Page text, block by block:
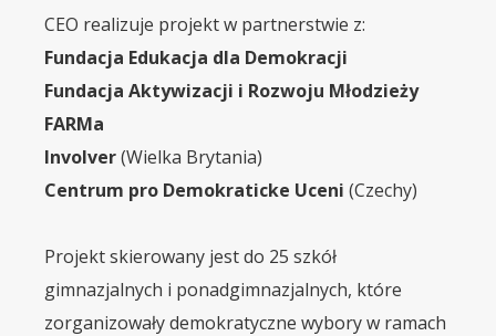
CEO realizuje projekt w partnerstwie z:
Fundacja Edukacja dla Demokracji
Fundacja Aktywizacji i Rozwoju Młodzieży
FARMa
Involver(Wielka Brytania)
Centrum pro Demokraticke Uceni (Czechy)
Projekt skierowany jest do 25 szkół
gimnazjalnych i ponadgimnazjalnych, które
zorganizowały demokratyczne wybory w ramach